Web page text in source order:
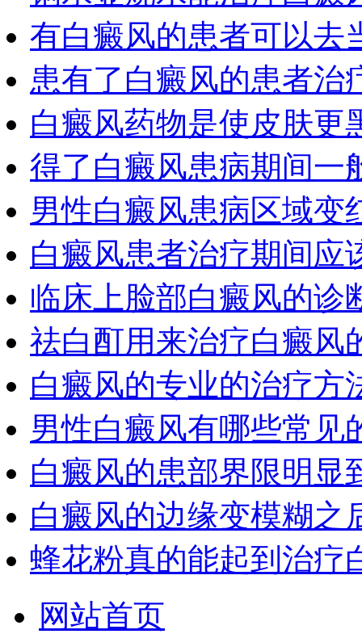
有白癜风的患者可以去
患有了白癜风的患者治
白癜风药物是使皮肤更
得了白癜风患病期间一
男性白癜风患病区域变
白癜风患者治疗期间应
临床上脸部白癜风的诊
祛白酊用来治疗白癜风
白癜风的专业的治疗方
男性白癜风有哪些常见
白癜风的患部界限明显
白癜风的边缘变模糊之
蜂花粉真的能起到治疗
网站首页